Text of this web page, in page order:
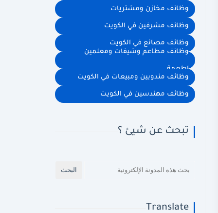
وظائف مخازن ومشتريات
وظائف مشرفين في الكويت
وظائف مصانع في الكويت
وظائف مطاعم وشيفات ومعلمين
اطعمة
وظائف مندوبين ومبيعات في الكويت
وظائف مهندسين في الكويت
تبحث عن شيئ ؟
Translate